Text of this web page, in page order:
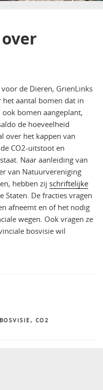
de Dieren, GrienLinks
het aantal bomen dat in
bomen aangeplant,
de hoeveelheid
over het kappen van
CO2-uitstoot en
Naar aanleiding van
van Natuurvereniging
hebben zij schriftelijke
Staten. De fracties vragen
afneemt en of het nodig
wegen. Ook vragen ze
bosvisie wil
BOSVISIE , CO2